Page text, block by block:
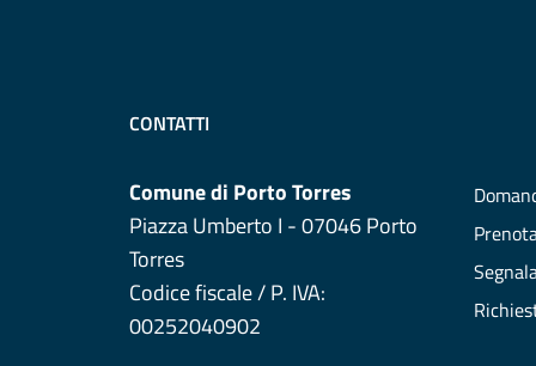
CONTATTI
Comune di Porto Torres
Piazza Umberto I - 07046 Porto
Torres
Codice fiscale / P. IVA:
00252040902